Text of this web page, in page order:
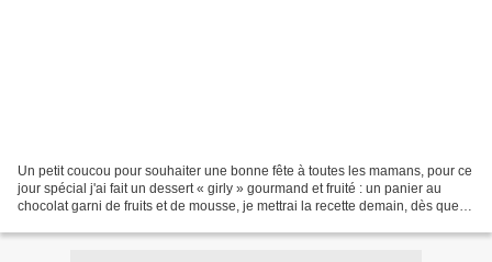
Un petit coucou pour souhaiter une bonne fête à toutes les mamans, pour ce
jour spécial j'ai fait un dessert « girly » gourmand et fruité : un panier au
chocolat garni de fruits et de mousse, je mettrai la recette demain, dès que